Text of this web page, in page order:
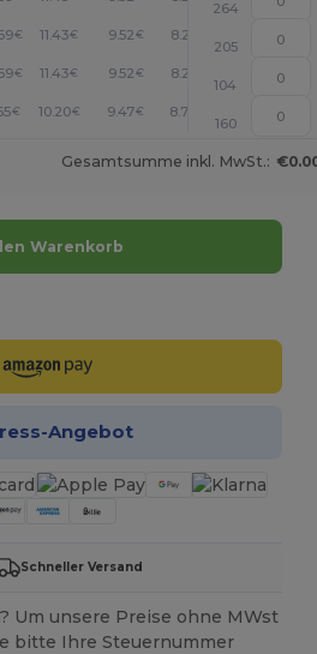
264
€ 11.43€ 9.52€ 8.25 +
205
€ 11.43€ 9.52€ 8.25
104
€ 10.20€ 9.47€ 8.74 +
160
Gesamtsumme inkl. MwSt.:
Warenkorb
Angebot
Schneller Versand
Um unsere Preise ohne MWst
bitte Ihre Steuernummer